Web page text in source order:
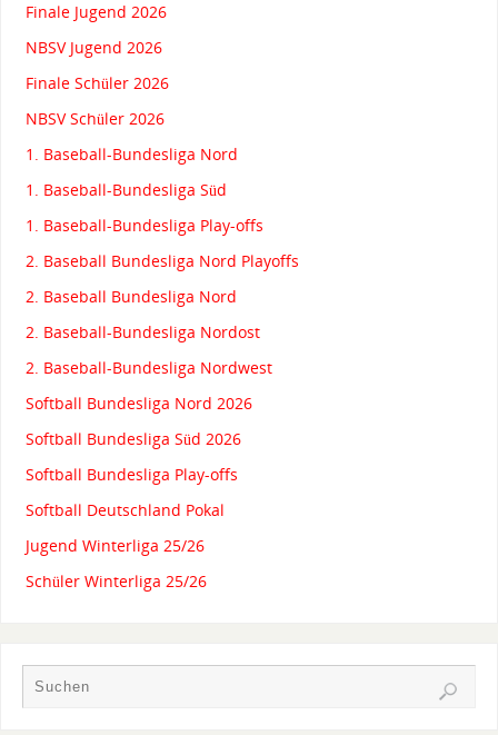
Finale Jugend 2026
NBSV Jugend 2026
Finale Schüler 2026
NBSV Schüler 2026
1. Baseball-Bundesliga Nord
1. Baseball-Bundesliga Süd
1. Baseball-Bundesliga Play-offs
2. Baseball Bundesliga Nord Playoffs
2. Baseball Bundesliga Nord
2. Baseball-Bundesliga Nordost
2. Baseball-Bundesliga Nordwest
Softball Bundesliga Nord 2026
Softball Bundesliga Süd 2026
Softball Bundesliga Play-offs
Softball Deutschland Pokal
Jugend Winterliga 25/26
Schüler Winterliga 25/26